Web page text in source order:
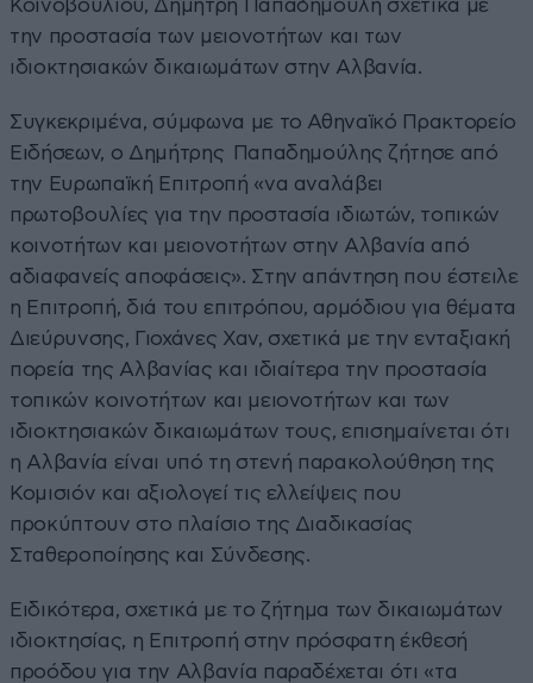
Κοινοβουλίου, Δημήτρη Παπαδημούλη σχετικά με
την προστασία των μειονοτήτων και των
ιδιοκτησιακών δικαιωμάτων στην Αλβανία.
Συγκεκριμένα, σύμφωνα με το Αθηναϊκό Πρακτορείο
Ειδήσεων, ο Δημήτρης Παπαδημούλης ζήτησε από
την Ευρωπαϊκή Επιτροπή «να αναλάβει
πρωτοβουλίες για την προστασία ιδιωτών, τοπικών
κοινοτήτων και μειονοτήτων στην Αλβανία από
αδιαφανείς αποφάσεις». Στην απάντηση που έστειλε
η Επιτροπή, διά του επιτρόπου, αρμόδιου για θέματα
Διεύρυνσης, Γιοχάνες Χαν, σχετικά με την ενταξιακή
πορεία της Αλβανίας και ιδιαίτερα την προστασία
τοπικών κοινοτήτων και μειονοτήτων και των
ιδιοκτησιακών δικαιωμάτων τους, επισημαίνεται ότι
η Αλβανία είναι υπό τη στενή παρακολούθηση της
Κομισιόν και αξιολογεί τις ελλείψεις που
προκύπτουν στο πλαίσιο της Διαδικασίας
Σταθεροποίησης και Σύνδεσης.
Ειδικότερα, σχετικά με το ζήτημα των δικαιωμάτων
ιδιοκτησίας, η Επιτροπή στην πρόσφατη έκθεσή
προόδου για την Αλβανία παραδέχεται ότι «τα